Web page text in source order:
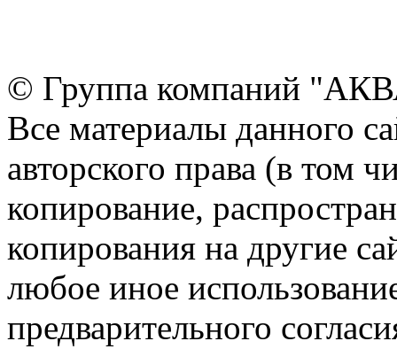
© Группа компаний
Все материалы данного
авторского права (в том
копирование,
копирования на другие
любое иное
предварительного